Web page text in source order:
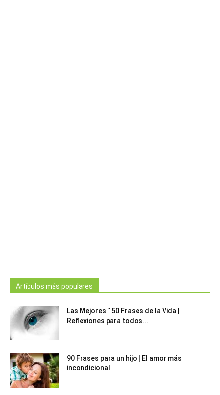
Artículos más populares
Las Mejores 150 Frases de la Vida |
Reflexiones para todos...
90 Frases para un hijo | El amor más
incondicional